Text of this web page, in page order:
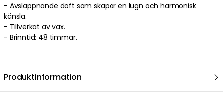
- Avslappnande doft som skapar en lugn och harmonisk
känsla.
- Tillverkat av vax.
- Brinntid: 48 timmar.
Produktinformation